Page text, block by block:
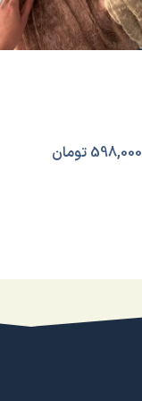
598,000 تومان